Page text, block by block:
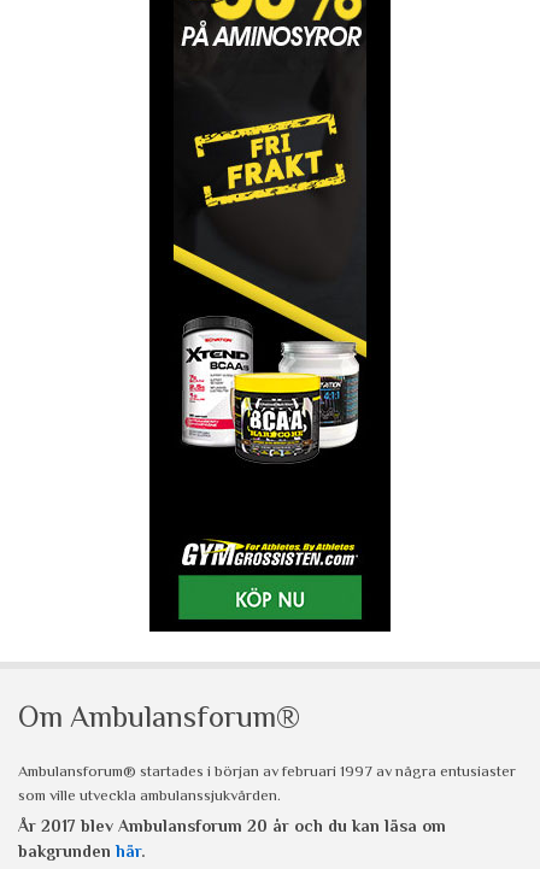
Om Ambulansforum®
Ambulansforum® startades i början av februari 1997 av några entusiaster
som ville utveckla ambulanssjukvården.
År 2017 blev Ambulansforum 20 år och du kan läsa om
bakgrunden här.